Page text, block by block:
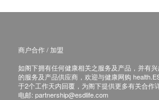
查询热线： 5614 7426
商户合作 / 加盟
如阁下拥有任何健康相关之服务及产品，并有
的服务及产品供应商，欢迎与健康网购
于2个工作天内回覆，为阁下提供更多有关合作详
电邮: partnership@esdlife.com